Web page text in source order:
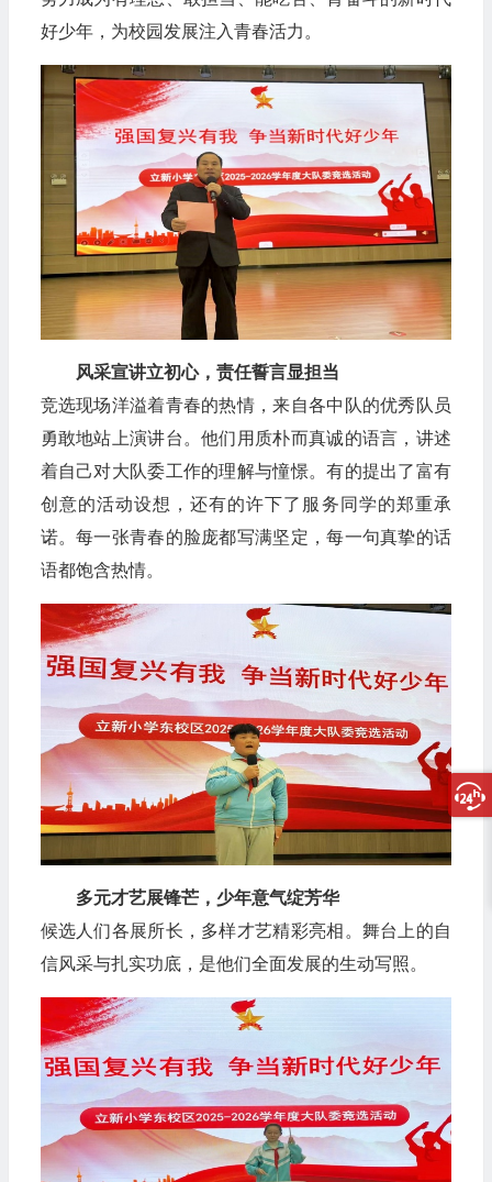
好少年，为校园发展注入青春活力。
风采宣讲立初心，责任誓言显担当
竞选现场洋溢着青春的热情，来自各中队的优秀队员
勇敢地站上演讲台。他们用质朴而真诚的语言，讲述
着自己对大队委工作的理解与憧憬。有的提出了富有
创意的活动设想，还有的许下了服务同学的郑重承
诺。每一张青春的脸庞都写满坚定，每一句真挚的话
语都饱含热情。
多元才艺展锋芒，少年意气绽芳华
候选人们各展所长，多样才艺精彩亮相。舞台上的自
信风采与扎实功底，是他们全面发展的生动写照。